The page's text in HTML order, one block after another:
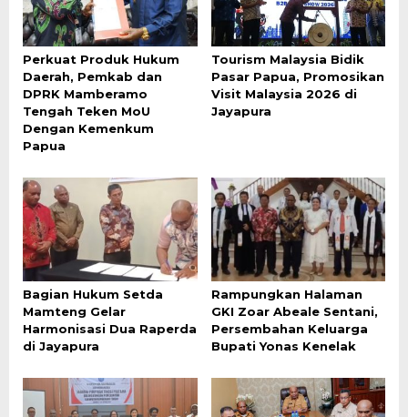
Perkuat Produk Hukum
Daerah, Pemkab dan
DPRK Mamberamo
Tengah Teken MoU
Dengan Kemenkum
Papua
Tourism Malaysia Bidik
Pasar Papua, Promosikan
Visit Malaysia 2026 di
Jayapura
Bagian Hukum Setda
Mamteng Gelar
Harmonisasi Dua Raperda
di Jayapura
Rampungkan Halaman
GKI Zoar Abeale Sentani,
Persembahan Keluarga
Bupati Yonas Kenelak